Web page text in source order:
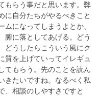
もらう事だと思います。弊
に自分たちがやるべきこと
になってしまうよとか、
腑に落としてあげる。どう
どうしたらこういう風にク
質を上げていってイレギュ
てもらう。先のことを読ん
きたいですね。なるべく私
、相談のしやすさですと